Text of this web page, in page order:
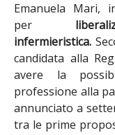
Emanuela Mari,
per
infermieristica.
candidata alla
avere la
professione alla
annunciato a
tra le prime